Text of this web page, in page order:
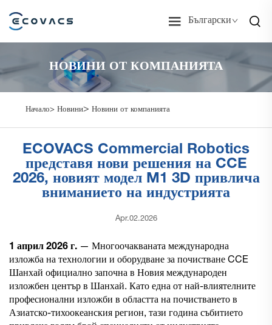
Български
НОВИНИ ОТ КОМПАНИЯТА
Начало> Новини> Новини от компанията
ECOVACS Commercial Robotics
представя нови решения на CCE
2026, новият модел M1 3D привлича
вниманието на индустрията
Apr.02.2026
1 април 2026 г. — Многоочакваната международна
изложба на технологии и оборудване за почистване CCE
Шанхай официално започна в Новия международен
изложбен център в Шанхай. Като една от най-влиятелните
професионални изложби в областта на почистването в
Азиатско-тихоокеанския регион, тази година събитието